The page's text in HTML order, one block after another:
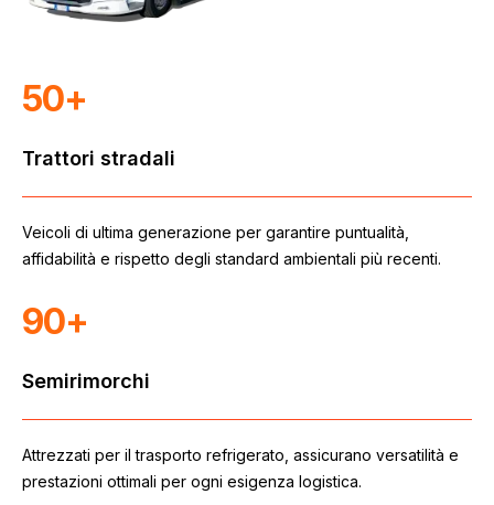
50+
Trattori stradali
Veicoli di ultima generazione per garantire puntualità,
affidabilità e rispetto degli standard ambientali più recenti.
90+
Semirimorchi
Attrezzati per il trasporto refrigerato, assicurano versatilità e
prestazioni ottimali per ogni esigenza logistica.